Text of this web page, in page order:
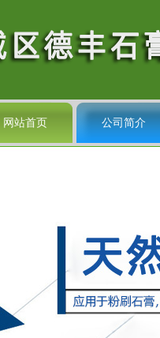
网站首页 公司简介